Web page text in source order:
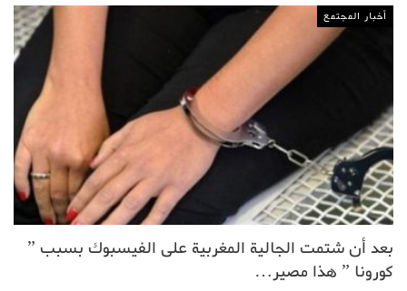
أخبار المجتمع
بعد أن شتمت الجالية المغربية على الفيسبوك بسبب ”
كورونا ” هذا مصير…